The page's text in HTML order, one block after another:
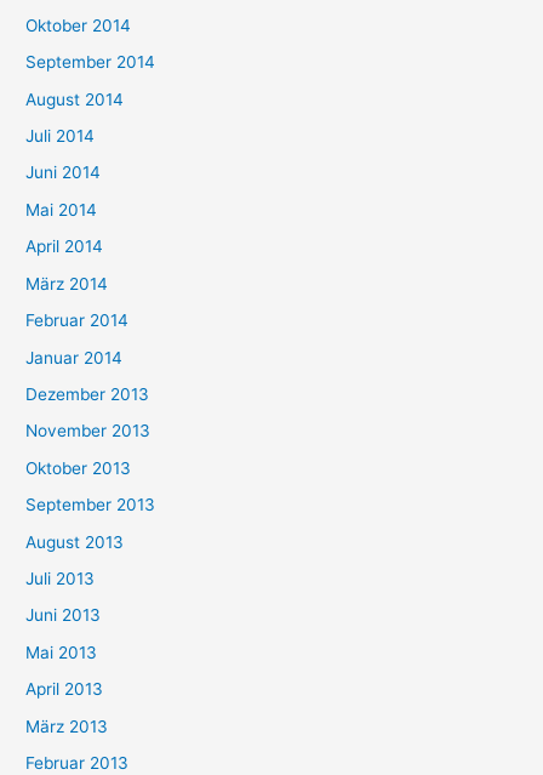
Oktober 2014
September 2014
August 2014
Juli 2014
Juni 2014
Mai 2014
April 2014
März 2014
Februar 2014
Januar 2014
Dezember 2013
November 2013
Oktober 2013
September 2013
August 2013
Juli 2013
Juni 2013
Mai 2013
April 2013
März 2013
Februar 2013